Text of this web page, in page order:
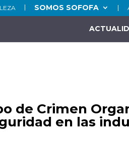
SOMOS SOFOFA
de Crimen
en las